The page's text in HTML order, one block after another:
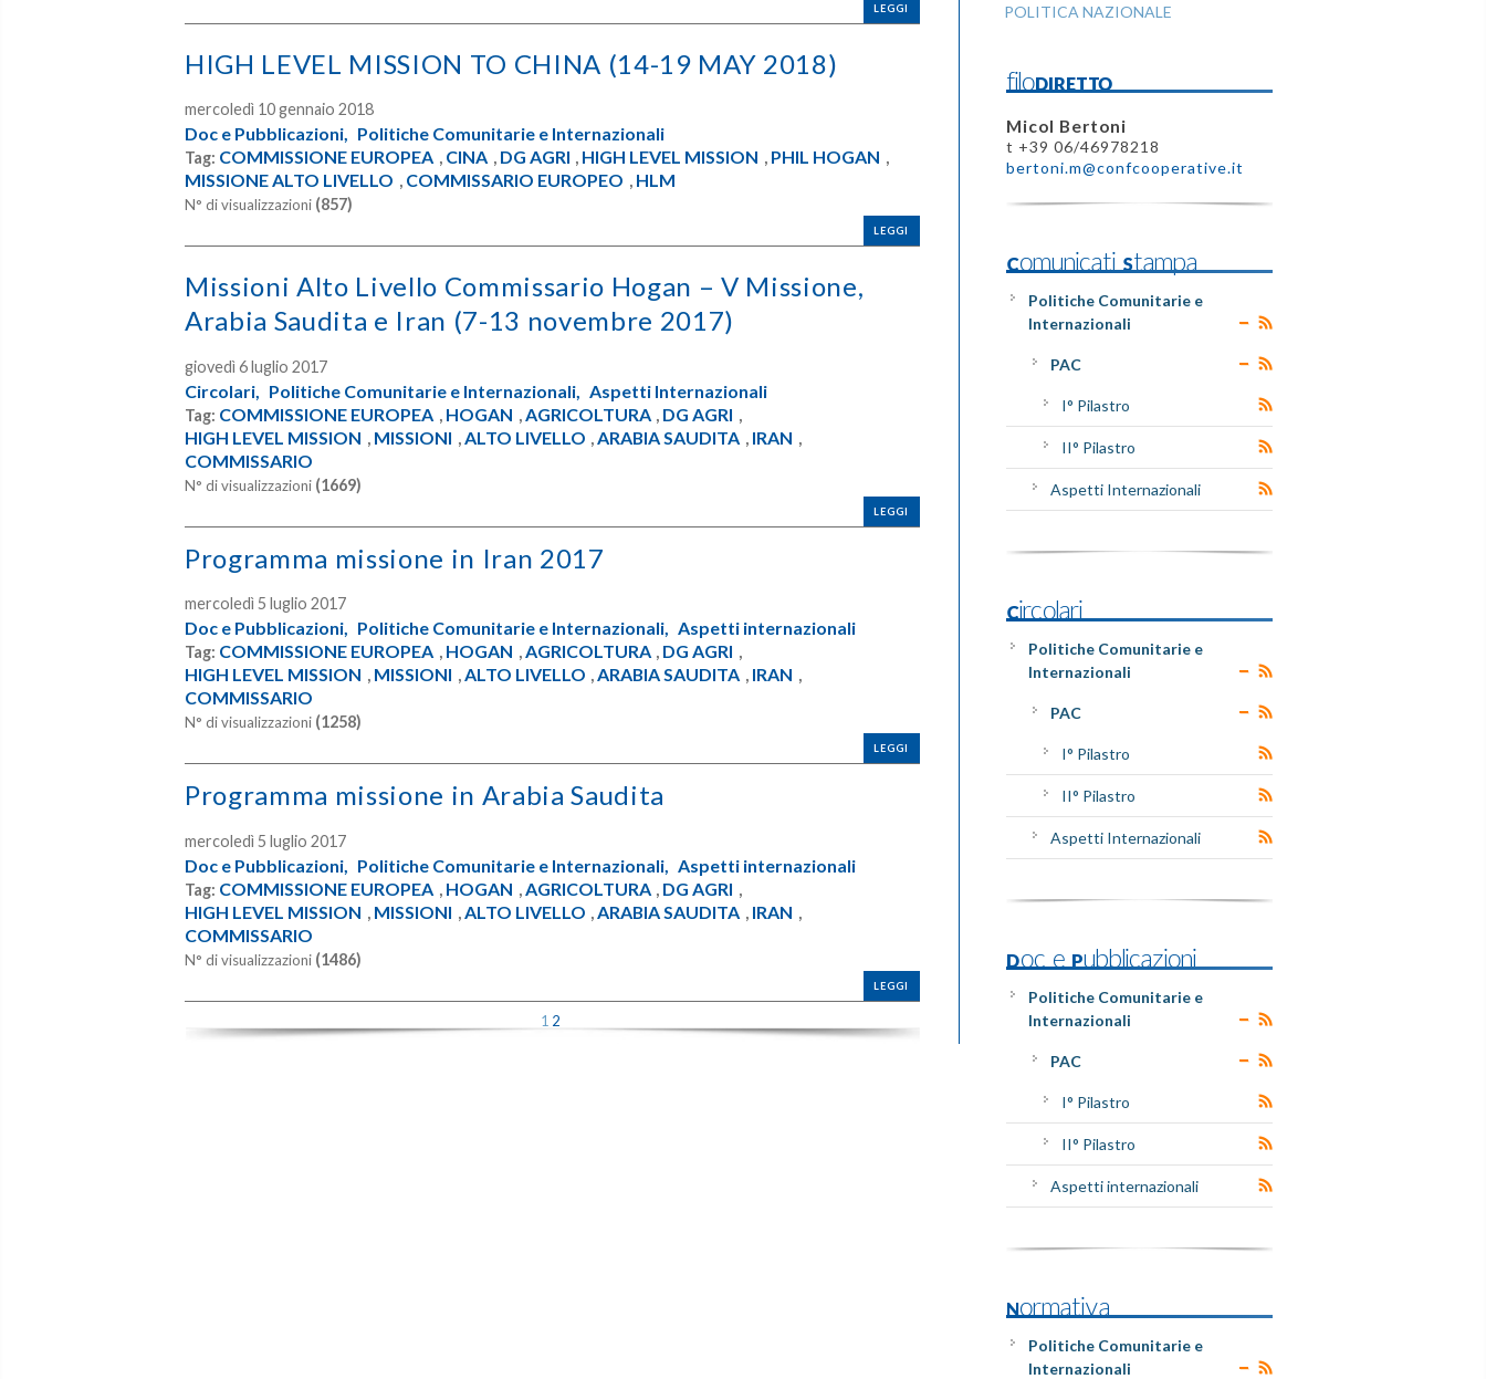
LEGGI
HIGH LEVEL MISSION TO CHINA (14-19 MAY 2018)
mercoledì 10 gennaio 2018
Doc e Pubblicazioni, Politiche Comunitarie e Internazionali
Tag: COMMISSIONE EUROPEA , CINA , DG AGRI , HIGH LEVEL MISSION , PHIL HOGAN ,
MISSIONE ALTO LIVELLO , COMMISSARIO EUROPEO , HLM
N° di visualizzazioni (857)
LEGGI
Missioni Alto Livello Commissario Hogan – V Missione,
Arabia Saudita e Iran (7-13 novembre 2017)
giovedì 6 luglio 2017
Circolari, Politiche Comunitarie e Internazionali, Aspetti Internazionali
Tag: COMMISSIONE EUROPEA , HOGAN , AGRICOLTURA , DG AGRI ,
HIGH LEVEL MISSION , MISSIONI , ALTO LIVELLO ,ARABIA SAUDITA , IRAN ,
COMMISSARIO
N° di visualizzazioni (1669)
LEGGI
Programma missione in Iran 2017
mercoledì 5 luglio 2017
Doc e Pubblicazioni, Politiche Comunitarie e Internazionali, Aspetti internazionali
Tag: COMMISSIONE EUROPEA , HOGAN ,AGRICOLTURA , DG AGRI ,
HIGH LEVEL MISSION , MISSIONI ,ALTO LIVELLO ,ARABIA SAUDITA , IRAN ,
COMMISSARIO
N° di visualizzazioni (1258)
LEGGI
Programma missione in Arabia Saudita
mercoledì 5 luglio 2017
Doc e Pubblicazioni, Politiche Comunitarie e Internazionali, Aspetti internazionali
Tag: COMMISSIONE EUROPEA , HOGAN ,AGRICOLTURA , DG AGRI ,
HIGH LEVEL MISSION , MISSIONI ,ALTO LIVELLO ,ARABIA SAUDITA , IRAN ,
COMMISSARIO
N° di visualizzazioni (1486)
LEGGI
1 2
POLITICA NAZIONALE
filoDIRETTO
Micol Bertoni
t +39 06/46978218
bertoni.m@confcooperative.it
Comunicati Stampa
Politiche Comunitarie e
Internazionali
PAC
I° Pilastro
II° Pilastro
Aspetti Internazionali
Circolari
Politiche Comunitarie e
Internazionali
PAC
I° Pilastro
II° Pilastro
Aspetti Internazionali
Doc e Pubblicazioni
Politiche Comunitarie e
Internazionali
PAC
I° Pilastro
II° Pilastro
Aspetti internazionali
Normativa
Politiche Comunitarie e
Internazionali